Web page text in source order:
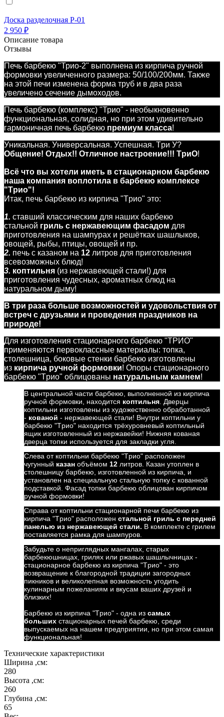
Доска разделочная Р-01
2 950 ₽
Описание товара
Отзывы
Печь барбекю "Трио-2" выполнена из кирпича ручной
формовки увеличенного размера: 50/100/200мм. Также
на этой печи изменена форма труб и в два раза
увеличено сечение дымоходов.
Печь барбекю (комплекс) "Трио" - необыкновенно
функциональная, солидная, но при этом удивительно
гармоничная печь барбекю премиум класса!
Уникальная. Универсальная. Успешная. Три У?
Общение! Отдых!! Отличное настроение!!! ТриО!
Всё что вы хотели иметь в стационарном барбекю
наша компания воплотила в барбекю комплексе
"Трио"!
Итак, печь барбекю из кирпича "Трио" это:
1. ставший классическим для наших барбекю
стальной гриль с нержавеющим фасадом для
приготовления на шампурах и решётках шашлыков,
овощей, рыбы, птицы, овощей и пр.
2. печь с казаном на 12 литров для приготовления
всевозможных блюд!
3. коптильня (из нержавеющей стали!) для
приготовления чудесных, ароматных блюд на
натуральном дыму!
В три раза больше возможностей и удовольствия от
встреч с друзьями и проведения праздников на
природе!
Для изготовления стационарного барбекю "ТРИО"
применяются первоклассные материалы: топка,
столешница, боковые стенки барбекю изготовлены
из кирпича ручной формовки! Опоры стационарного
барбекю "Трио" облицованы натуральным камнем!
В центральной части барбекю, выполненной из кирпича
ручной формовки, находится коптильня. Дверцы
коптильни изготовлены из художественно обработанной
- кованой - нержавеющей стали! Внутри коптильни у
барбекю "Трио" находится трёхуровневый коптильный
ящик изготовленный из нержавейки! Нижняя кованая
дверца топки используется для закладки угля.
Слева от коптильни барбекю "Трио" расположен
чугунный казан объёмом 12 литров. Казан утоплен в
столешницу барбекю, изготовленной из кирпича, и
установлен на специальную стальную топку с кованной
подставкой. Фасад топки барбекю облицован кирпичом
ручной формовки!
Справа от коптильни стационарной печи барбекю из
кирпича "Трио" расположен стальной гриль с передней
панелью из нержавеющей стали. В комплекте с грилем
поставляется рамка для шампуров.
Забудьте о неприглядных мангалах, старых
барбекюшницах, грилях или ржавых шашлычницах -
стационарное барбекю из кирпича "Трио" - это
возвращение к благородной традиции загородных
пикников и великолепная возможность угодить
кулинарным пожеланиям и вкусам ваших друзей и
близких!
Барбекю из кирпича "Трио" - одна из самых
больших стационарных печей барбекю, среди
выпускаемых на нашем предприятии, но при этом самая
функциональная!
Технические характеристики
Ширина ,см:
280
Высота ,см:
260
Глубина ,см:
65